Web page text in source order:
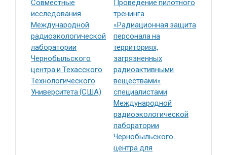
Совместные
исследования
Международной
радиоэкологической
лаборатории
Чернобыльского
центра и Техасского
Технологического
Университета (США)
Проведение пилотного
тренинга
«Радиационная защита
персонала на
территориях,
загрязненных
радиоактивными
веществами»
специалистами
Международной
радиоэкологической
лаборатории
Чернобыльского
центра для